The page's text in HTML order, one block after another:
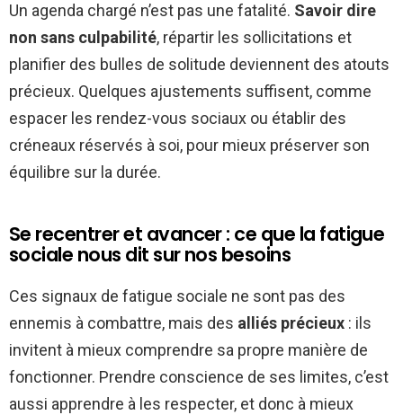
Un agenda chargé n’est pas une fatalité. Savoir dire
non sans culpabilité, répartir les sollicitations et
planifier des bulles de solitude deviennent des atouts
précieux. Quelques ajustements suffisent, comme
espacer les rendez-vous sociaux ou établir des
créneaux réservés à soi, pour mieux préserver son
équilibre sur la durée.
Se recentrer et avancer : ce que la fatigue
sociale nous dit sur nos besoins
Ces signaux de fatigue sociale ne sont pas des
ennemis à combattre, mais des alliés précieux : ils
invitent à mieux comprendre sa propre manière de
fonctionner. Prendre conscience de ses limites, c’est
aussi apprendre à les respecter, et donc à mieux